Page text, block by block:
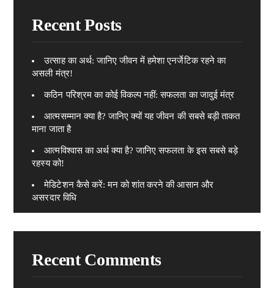
Recent Posts
उत्साह का अर्थ: जानिए जीवन में हमेशा एनर्जेटिक रहने का
असली मंत्र!
कठिन परिश्रम का कोई विकल्प नहीं: सफलता का जादुई मंत्र
आत्मसम्मान क्या है? जानिए क्यों यह जीवन की सबसे बड़ी ताकत
माना जाता है
आत्मविश्वास का अर्थ क्या है? जानिए सफलता के इस सबसे बड़े
रहस्य को!
मेडिटेशन कैसे करें: मन को शांत करने की आसान और
असरदार विधि
Recent Comments